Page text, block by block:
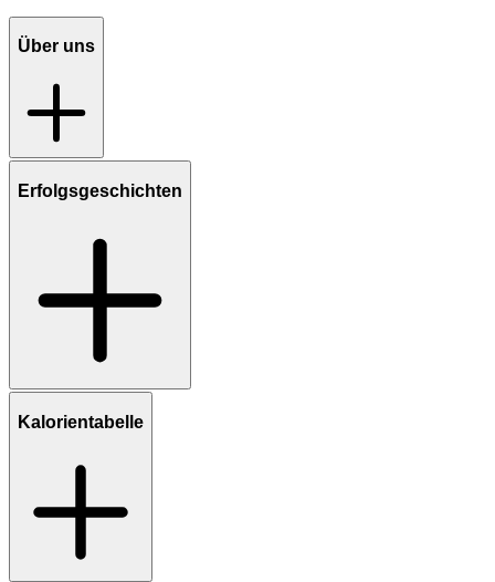
Über uns
Erfolgsgeschichten
Kalorientabelle